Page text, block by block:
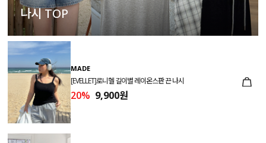
나시 TOP
MADE
[EVELLET]로니헬 길이별 레이온스판 끈 나시
20% 9,900원